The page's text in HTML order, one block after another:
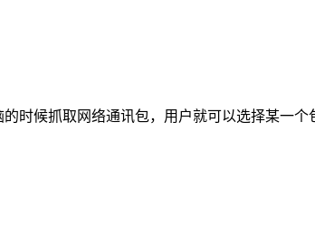
候抓取网络通讯包，用户就可以选择某一